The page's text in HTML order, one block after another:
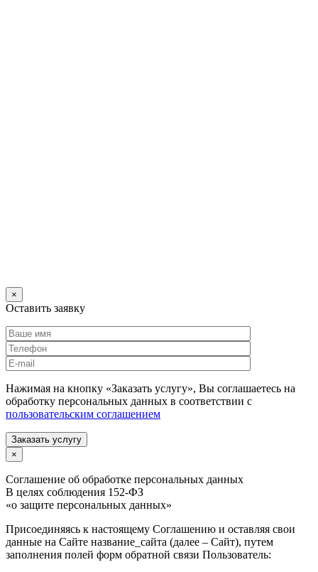
×
Оставить заявку
Нажимая на кнопку «Заказать услугу», Вы соглашаетесь на
обработку персональных данных в соответствии с
пользовательским соглашением
Заказать услугу
×
Соглашение об обработке персональных данных
В целях соблюдения 152-ФЗ
«о защите персональных данных»
Присоединяясь к настоящему Соглашению и оставляя свои
данные на Сайте название_сайта (далее – Сайт), путем
заполнения полей форм обратной связи Пользователь: